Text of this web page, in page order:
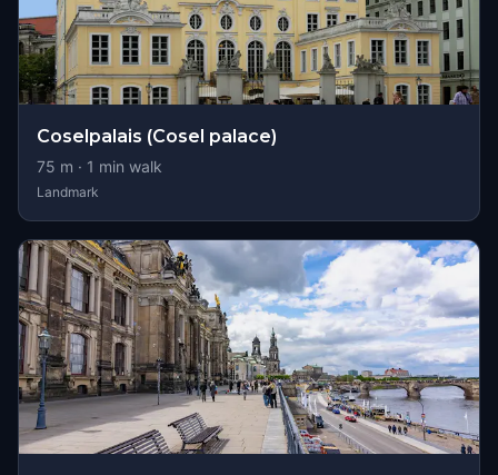
Coselpalais (Cosel palace)
75 m · 1 min walk
Landmark